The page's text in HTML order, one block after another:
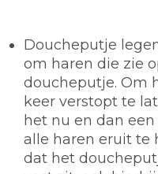
Doucheputje
om haren die zie
doucheputje. Om
keer verstopt te
het nu en dan
alle haren eruit te
dat het